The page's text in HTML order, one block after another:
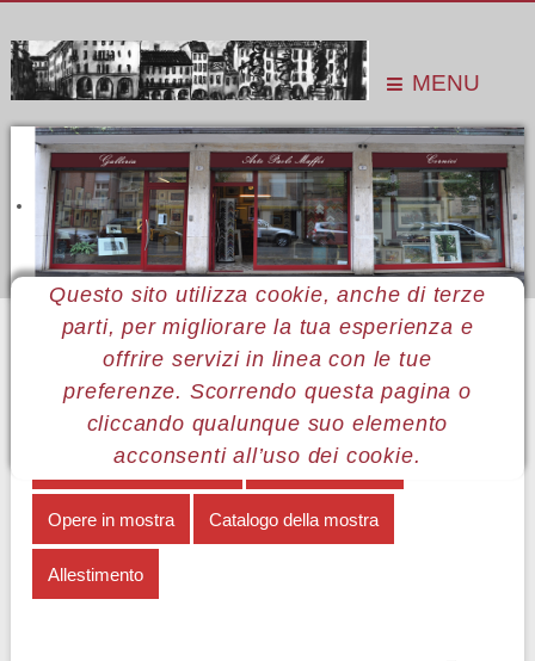
MENU
Questo sito utilizza cookie, anche di terze
parti, per migliorare la tua esperienza e
offrire servizi in linea con le tue
preferenze. Scorrendo questa pagina o
cliccando qualunque suo elemento
acconsenti all’uso dei cookie.
Sei qui: Home Le mostre
Mostre 2017
Argentino Boscolo Chio
Allestimento
MENÙ ARGENTINO BOSCOLO CHIO
Grandi piccole sculture Note biografiche
Opere in mostra Catalogo della mostra
Allestimento